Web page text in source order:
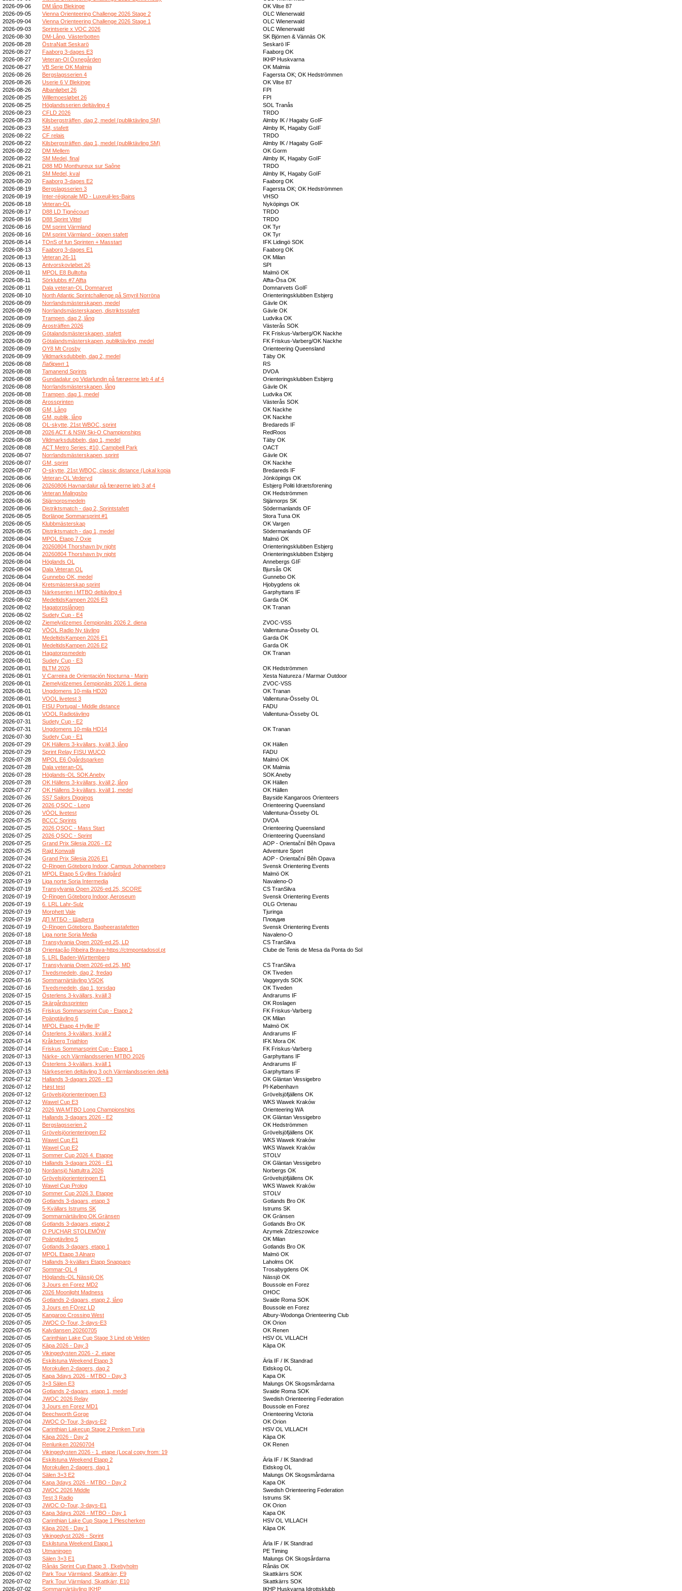
2026-09-06
DM lång Blekinge
OK Vilse 87
2026-09-05
Vienna Orienteering Challenge 2026 Stage 2
OLC Wienerwald
2026-09-04
Vienna Orienteering Challenge 2026 Stage 1
OLC Wienerwald
2026-09-03
Sprintserie x VOC 2026
OLC Wienerwald
2026-08-30
DM-Lång, Västerbotten
SK Björnen & Vännäs OK
2026-08-28
ÖstraNatt Seskarö
Seskarö IF
2026-08-27
Faaborg 3-dages E3
Faaborg OK
2026-08-27
Veteran-Ol Öxnegården
IKHP Huskvarna
2026-08-27
VB Serie OK Malmia
OK Malmia
2026-08-26
Bergslagsserien 4
Fagersta OK; OK Hedströmmen
2026-08-26
Userie 6 V Blekinge
OK Vilse 87
2026-08-26
Albaniløbet 26
FPI
2026-08-25
Willemoesløbet 26
FPI
2026-08-25
Höglandsserien deltävling 4
SOL Tranås
2026-08-23
CFLD 2026
TRDO
2026-08-23
Kilsbergsträffen, dag 2, medel (publiktävling SM)
Almby IK / Hagaby GoIF
2026-08-23
SM, stafett
Almby IK, Hagaby GoIF
2026-08-22
CF relais
TRDO
2026-08-22
Kilsbergsträffen, dag 1, medel (publiktävling SM)
Almby IK / Hagaby GoIF
2026-08-22
DM Mellem
OK Gorm
2026-08-22
SM Medel, final
Almby IK, Hagaby GoIF
2026-08-21
D88 MD Monthureux sur Saône
TRDO
2026-08-21
SM Medel, kval
Almby IK, Hagaby GoIF
2026-08-20
Faaborg 3-dages E2
Faaborg OK
2026-08-19
Bergslagsserien 3
Fagersta OK; OK Hedströmmen
2026-08-19
Inter-régionale MD - Luxeuil-les-Bains
VHSO
2026-08-18
Veteran-OL
Nyköpings OK
2026-08-17
D88 LD Tignécourt
TRDO
2026-08-16
D88 Sprint Vittel
TRDO
2026-08-16
DM sprint Värmland
OK Tyr
2026-08-16
DM sprint Värmland - öppen stafett
OK Tyr
2026-08-14
TOnS of fun Sprinten + Masstart
IFK Lidingö SOK
2026-08-13
Faaborg 3-dages E1
Faaborg OK
2026-08-13
Veteran 26-11
OK Milan
2026-08-13
Antvorskovløbet 26
SPI
2026-08-11
MPOL E8 Bulltofta
Malmö OK
2026-08-11
Sörklubbs #7 Alfta
Alfta-Ösa OK
2026-08-11
Dala veteran-OL Domnarvet
Domnarvets GoIF
2026-08-10
North Atlantic Sprintchallenge på Smyril Norröna
Orienteringsklubben Esbjerg
2026-08-09
Norrlandsmästerskapen, medel
Gävle OK
2026-08-09
Norrlandsmästerskapen, distriktsstafett
Gävle OK
2026-08-09
Trampen, dag 2, lång
Ludvika OK
2026-08-09
Arosträffen 2026
Västerås SOK
2026-08-09
Götalandsmästerskapen, stafett
FK Friskus-Varberg/OK Nackhe
2026-08-09
Götalandsmästerskapen, publiktävling, medel
FK Friskus-Varberg/OK Nackhe
2026-08-09
OY8 Mt Crosby
Orienteering Queensland
2026-08-09
Vildmarksdubbeln, dag 2, medel
Täby OK
2026-08-08
Лабіринт 1
RS
2026-08-08
Tamanend Sprints
DVOA
2026-08-08
Gundadalur og Vidarlundin på færøerne løb 4 af 4
Orienteringsklubben Esbjerg
2026-08-08
Norrlandsmästerskapen, lång
Gävle OK
2026-08-08
Trampen, dag 1, medel
Ludvika OK
2026-08-08
Arossprinten
Västerås SOK
2026-08-08
GM, Lång
OK Nackhe
2026-08-08
GM, publik, lång
OK Nackhe
2026-08-08
OL-skytte, 21st WBOC, sprint
Bredareds IF
2026-08-08
2026 ACT & NSW Ski-O Championships
RedRoos
2026-08-08
Vildmarksdubbeln, dag 1, medel
Täby OK
2026-08-08
ACT Metro Series: #10, Campbell Park
OACT
2026-08-07
Norrlandsmästerskapen, sprint
Gävle OK
2026-08-07
GM, sprint
OK Nackhe
2026-08-07
O-skytte, 21st WBOC, classic distance (Lokal kopia
Bredareds IF
2026-08-06
Veteran-OL Vederyd
Jönköpings OK
2026-08-06
20260806 Havnardalur på færøerne løb 3 af 4
Esbjerg Politi Idrætsforening
2026-08-06
Veteran Malingsbo
OK Hedströmmen
2026-08-06
Stjärnorpsmedeln
Stjärnorps SK
2026-08-06
Distriktsmatch - dag 2, Sprintstafett
Södermanlands OF
2026-08-05
Borlänge Sommarsprint #1
Stora Tuna OK
2026-08-05
Klubbmästerskap
OK Vargen
2026-08-05
Distriktsmatch - dag 1, medel
Södermanlands OF
2026-08-04
MPOL Etapp 7 Oxie
Malmö OK
2026-08-04
20260804 Thorshavn by night
Orienteringsklubben Esbjerg
2026-08-04
20260804 Thorshavn by night
Orienteringsklubben Esbjerg
2026-08-04
Höglands OL
Annebergs GIF
2026-08-04
Dala Veteran OL
Bjursås OK
2026-08-04
Gunnebo OK, medel
Gunnebo OK
2026-08-04
Kretsmästerskap sprint
Hjobygdens ok
2026-08-03
Närkeserien i MTBO deltävling 4
Garphyttans IF
2026-08-02
MedeltidsKampen 2026 E3
Garda OK
2026-08-02
Hagatorpslången
OK Tranan
2026-08-02
Sudety Cup - E4
2026-08-02
Ziemeļvidzemes čempionāts 2026 2. diena
ZVOC-VSS
2026-08-02
VÖOL Radio Ny tävling
Vallentuna-Össeby OL
2026-08-01
MedeltidsKampen 2026 E1
Garda OK
2026-08-01
MedeltidsKampen 2026 E2
Garda OK
2026-08-01
Hagatorpsmedeln
OK Tranan
2026-08-01
Sudety Cup - E3
2026-08-01
BLTM 2026
OK Hedströmmen
2026-08-01
V Carreira de Orientación Nocturna - Marin
Xesta Natureza / Marmar Outdoor
2026-08-01
Ziemeļvidzemes čempionāts 2026 1. diena
ZVOC-VSS
2026-08-01
Ungdomens 10-mila HD20
OK Tranan
2026-08-01
VOOL livetest 3
Vallentuna-Össeby OL
2026-08-01
FISU Portugal - Middle distance
FADU
2026-08-01
VOOL Radiotävling
Vallentuna-Össeby OL
2026-07-31
Sudety Cup - E2
2026-07-31
Ungdomens 10-mila HD14
OK Tranan
2026-07-30
Sudety Cup - E1
2026-07-29
OK Hällens 3-kvällars, kväll 3, lång
OK Hällen
2026-07-29
Sprint Relay FISU WUCO
FADU
2026-07-28
MPOL E6 Ögårdsparken
Malmö OK
2026-07-28
Dala veteran-OL
OK Malmia
2026-07-28
Höglands-OL SOK Aneby
SOK Aneby
2026-07-28
OK Hällens 3-kvällars, kväll 2, lång
OK Hällen
2026-07-27
OK Hällens 3-kvällars, kväll 1, medel
OK Hällen
2026-07-26
SS7 Sailors Diggings
Bayside Kangaroos Orienteers
2026-07-26
2026 QSOC - Long
Orienteering Queensland
2026-07-26
VÖOL livetest
Vallentuna-Össeby OL
2026-07-25
BCCC Sprints
DVOA
2026-07-25
2026 QSOC - Mass Start
Orienteering Queensland
2026-07-25
2026 QSOC - Sprint
Orienteering Queensland
2026-07-25
Grand Prix Silesia 2026 - E2
AOP - Orientační Běh Opava
2026-07-25
Rajd Konwalii
Adventure Sport
2026-07-24
Grand Prix Silesia 2026 E1
AOP - Orientační Běh Opava
2026-07-22
O-Ringen Göteborg Indoor, Campus Johanneberg
Svensk Orientering Events
2026-07-21
MPOL Etapp 5 Gyllins Trädgård
Malmö OK
2026-07-19
Liga norte Soria Intermedia
Navaleno-O
2026-07-19
Transylvania Open 2026-ed.25, SCORE
CS TranSilva
2026-07-19
O-Ringen Göteborg Indoor, Aeroseum
Svensk Orientering Events
2026-07-19
6. LRL Lahr-Sulz
OLG Ortenau
2026-07-19
Morphett Vale
Tjuringa
2026-07-19
ДП МТБО - Щафета
Пловдив
2026-07-19
O-Ringen Göteborg, Bagheerastafetten
Svensk Orientering Events
2026-07-18
Liga norte Soria Media
Navaleno-O
2026-07-18
Transylvania Open 2026-ed.25, LD
CS TranSilva
2026-07-18
Orientação Ribeira Brava-https://ctmpontadosol.pt
Clube de Tenis de Mesa da Ponta do Sol
2026-07-18
5. LRL Baden-Württemberg
2026-07-17
Transylvania Open 2026-ed.25, MD
CS TranSilva
2026-07-17
Tivedsmedeln, dag 2, fredag
OK Tiveden
2026-07-16
Sommarnärtävling VSOK
Vaggeryds SOK
2026-07-16
Tivedsmedeln, dag 1, torsdag
OK Tiveden
2026-07-15
Österlens 3-kvällars, kväll 3
Andrarums IF
2026-07-15
Skärgårdssprinten
OK Roslagen
2026-07-15
Friskus Sommarsprint Cup - Etapp 2
FK Friskus-Varberg
2026-07-14
Poängtävling 6
OK Milan
2026-07-14
MPOL Etapp 4 Hyllie IP
Malmö OK
2026-07-14
Österlens 3-kvällars, kväll 2
Andrarums IF
2026-07-14
Kråkberg Triathlon
IFK Mora OK
2026-07-14
Friskus Sommarsprint Cup - Etapp 1
FK Friskus-Varberg
2026-07-13
Närke- och Värmlandsserien MTBO 2026
Garphyttans IF
2026-07-13
Österlens 3-kvällars, kväll 1
Andrarums IF
2026-07-13
Närkeserien deltävling 3 och Värmlandsserien deltä
Garphyttans IF
2026-07-12
Hallands 3-dagars 2026 - E3
OK Gläntan Vessigebro
2026-07-12
Høst test
PI-København
2026-07-12
Grövelsjöorienteringen E3
Grövelsjöfjällens OK
2026-07-12
Wawel Cup E3
WKS Wawek Kraków
2026-07-12
2026 WA MTBO Long Championships
Orienteering WA
2026-07-11
Hallands 3-dagars 2026 - E2
OK Gläntan Vessigebro
2026-07-11
Bergslagsserien 2
OK Hedströmmen
2026-07-11
Grövelsjöorienteringen E2
Grövelsjöfjällens OK
2026-07-11
Wawel Cup E1
WKS Wawek Kraków
2026-07-11
Wawel Cup E2
WKS Wawek Kraków
2026-07-11
Sommer Cup 2026 4. Etappe
STOLV
2026-07-10
Hallands 3-dagars 2026 - E1
OK Gläntan Vessigebro
2026-07-10
Nordansjö Nattultra 2026
Norbergs OK
2026-07-10
Grövelsjöorienteringen E1
Grövelsjöfjällens OK
2026-07-10
Wawel Cup Prolog
WKS Wawek Kraków
2026-07-10
Sommer Cup 2026 3. Etappe
STOLV
2026-07-09
Gotlands 3-dagars, etapp 3
Gotlands Bro OK
2026-07-09
5-Kvällars Istrums SK
Istrums SK
2026-07-09
Sommarnärtävling OK Gränsen
OK Gränsen
2026-07-08
Gotlands 3-dagars, etapp 2
Gotlands Bro OK
2026-07-08
O PUCHAR STOLEMÓW
Azymek Zdzieszowice
2026-07-07
Poängtävling 5
OK Milan
2026-07-07
Gotlands 3-dagars, etapp 1
Gotlands Bro OK
2026-07-07
MPOL Etapp 3 Alnarp
Malmö OK
2026-07-07
Hallands 3-kvällars Etapp Snapparp
Laholms OK
2026-07-07
Sommar-OL 4
Trosabygdens OK
2026-07-07
Höglands-OL Nässjö OK
Nässjö OK
2026-07-06
3 Jours en Forez MD2
Boussole en Forez
2026-07-06
2026 Moonlight Madness
OHOC
2026-07-05
Gotlands 2-dagars, etapp 2, lång
Svaide Roma SOK
2026-07-05
3 Jours en FOrez LD
Boussole en Forez
2026-07-05
Kangaroo Crossing West
Albury-Wodonga Orienteering Club
2026-07-05
JWOC O-Tour, 3-days-E3
OK Orion
2026-07-05
Kalvdansen 20260705
OK Renen
2026-07-05
Carinthian Lake Cup Stage 3 Lind ob Velden
HSV OL VILLACH
2026-07-05
Kāpa 2026 - Day 3
Kāpa OK
2026-07-05
Vikingedysten 2026 - 2. etape
2026-07-05
Eskilstuna Weekend Etapp 3
Ärla IF / IK Standrad
2026-07-05
Morokulien 2-dagers, dag 2
Eidskog OL
2026-07-05
Kapa 3days 2026 - MTBO - Day 3
Kapa OK
2026-07-05
3+3 Sälen E3
Malungs OK Skogsmårdarna
2026-07-04
Gotlands 2-dagars, etapp 1, medel
Svaide Roma SOK
2026-07-04
JWOC 2026 Relay
Swedish Orienteering Federation
2026-07-04
3 Jours en Forez MD1
Boussole en Forez
2026-07-04
Beechworth Gorge
Orienteering Victoria
2026-07-04
JWOC O-Tour, 3-days-E2
OK Orion
2026-07-04
Carinthian Lakecup Stage 2 Penken Turia
HSV OL VILLACH
2026-07-04
Kāpa 2026 - Day 2
Kāpa OK
2026-07-04
Renlunken 20260704
OK Renen
2026-07-04
Vikingedysten 2026 - 1. etape (Local copy from: 19
2026-07-04
Eskilstuna Weekend Etapp 2
Ärla IF / IK Standrad
2026-07-04
Morokulien 2-dagers, dag 1
Eidskog OL
2026-07-04
Sälen 3+3 E2
Malungs OK Skogsmårdarna
2026-07-04
Kapa 3days 2026 - MTBO - Day 2
Kapa OK
2026-07-03
JWOC 2026 Middle
Swedish Orienteering Federation
2026-07-03
Test 3 Radio
Istrums SK
2026-07-03
JWOC O-Tour, 3-days-E1
OK Orion
2026-07-03
Kapa 3days 2026 - MTBO - Day 1
Kapa OK
2026-07-03
Carinthian Lake Cup Stage 1 Plescherken
HSV OL VILLACH
2026-07-03
Kāpa 2026 - Day 1
Kāpa OK
2026-07-03
Vikingedyst 2026 - Sprint
2026-07-03
Eskilstuna Weekend Etapp 1
Ärla IF / IK Standrad
2026-07-03
Utmaningen
PE Timing
2026-07-03
Sälen 3+3 E1
Malungs OK Skogsårdarna
2026-07-02
Rånäs Sprint Cup Etapp 3 , Ekebyholm
Rånäs OK
2026-07-02
Park Tour Värmland, Skattkärr, E9
Skattkärrs SOK
2026-07-02
Park Tour Värmland, Skattkärr, E10
Skattkärrs SOK
2026-07-02
Sommarnärtävling IKHP IKHP Huskvarna Idrottsklubb